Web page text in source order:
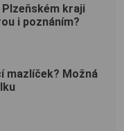
Plzeňském kraji
i poznáním?
mazlíček? Možná